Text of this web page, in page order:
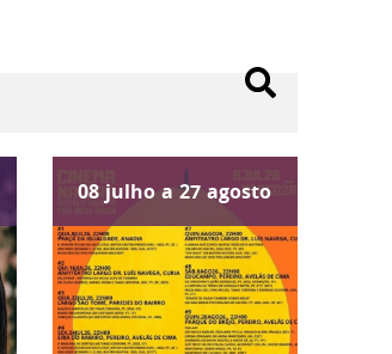
08 julho a 27 agosto